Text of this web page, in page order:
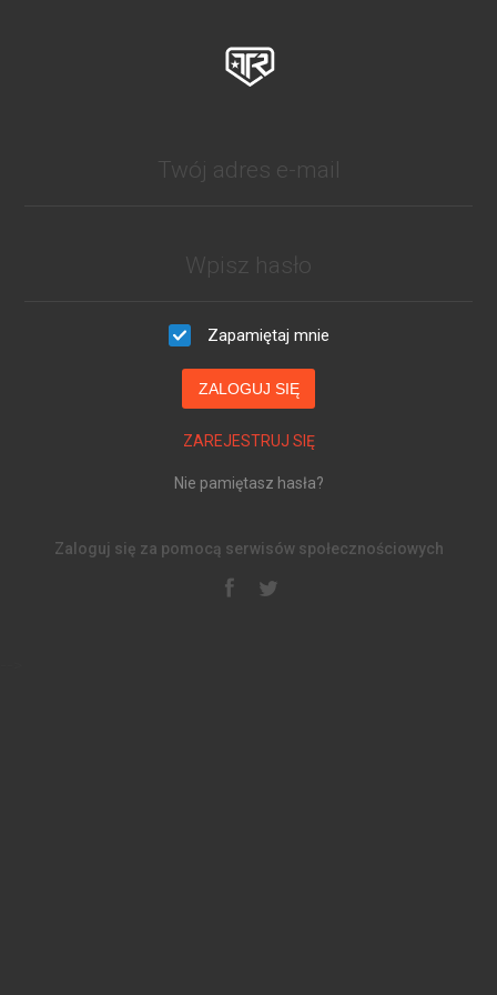
Zapamiętaj mnie
ZALOGUJ SIĘ
ZAREJESTRUJ SIĘ
Nie pamiętasz hasła?
Zaloguj się za pomocą serwisów społecznościowych